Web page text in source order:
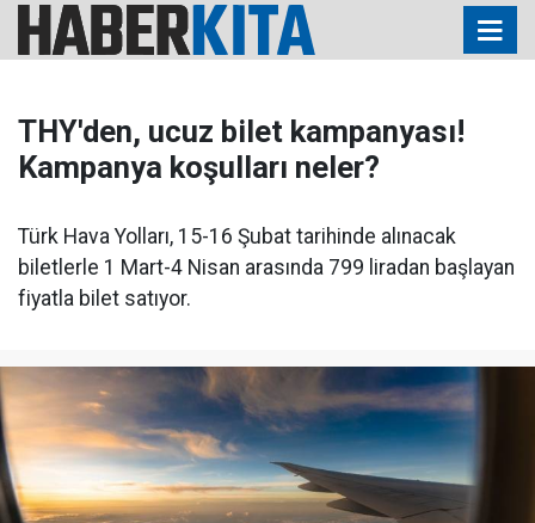
THY'den, ucuz bilet kampanyası!
Kampanya koşulları neler?
Türk Hava Yolları, 15-16 Şubat tarihinde alınacak
biletlerle 1 Mart-4 Nisan arasında 799 liradan başlayan
fiyatla bilet satıyor.